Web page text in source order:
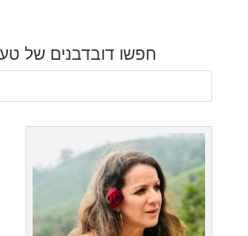
חפשו דובדבנים של